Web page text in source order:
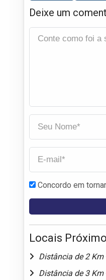
Deixe um
Concordo em
Locais
Distância de 2 Km
Distância de 3 Km